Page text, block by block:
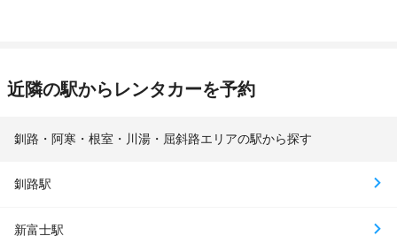
近隣の駅からレンタカーを予約
釧路・阿寒・根室・川湯・屈斜路エリアの駅から探す
釧路駅
新富士駅